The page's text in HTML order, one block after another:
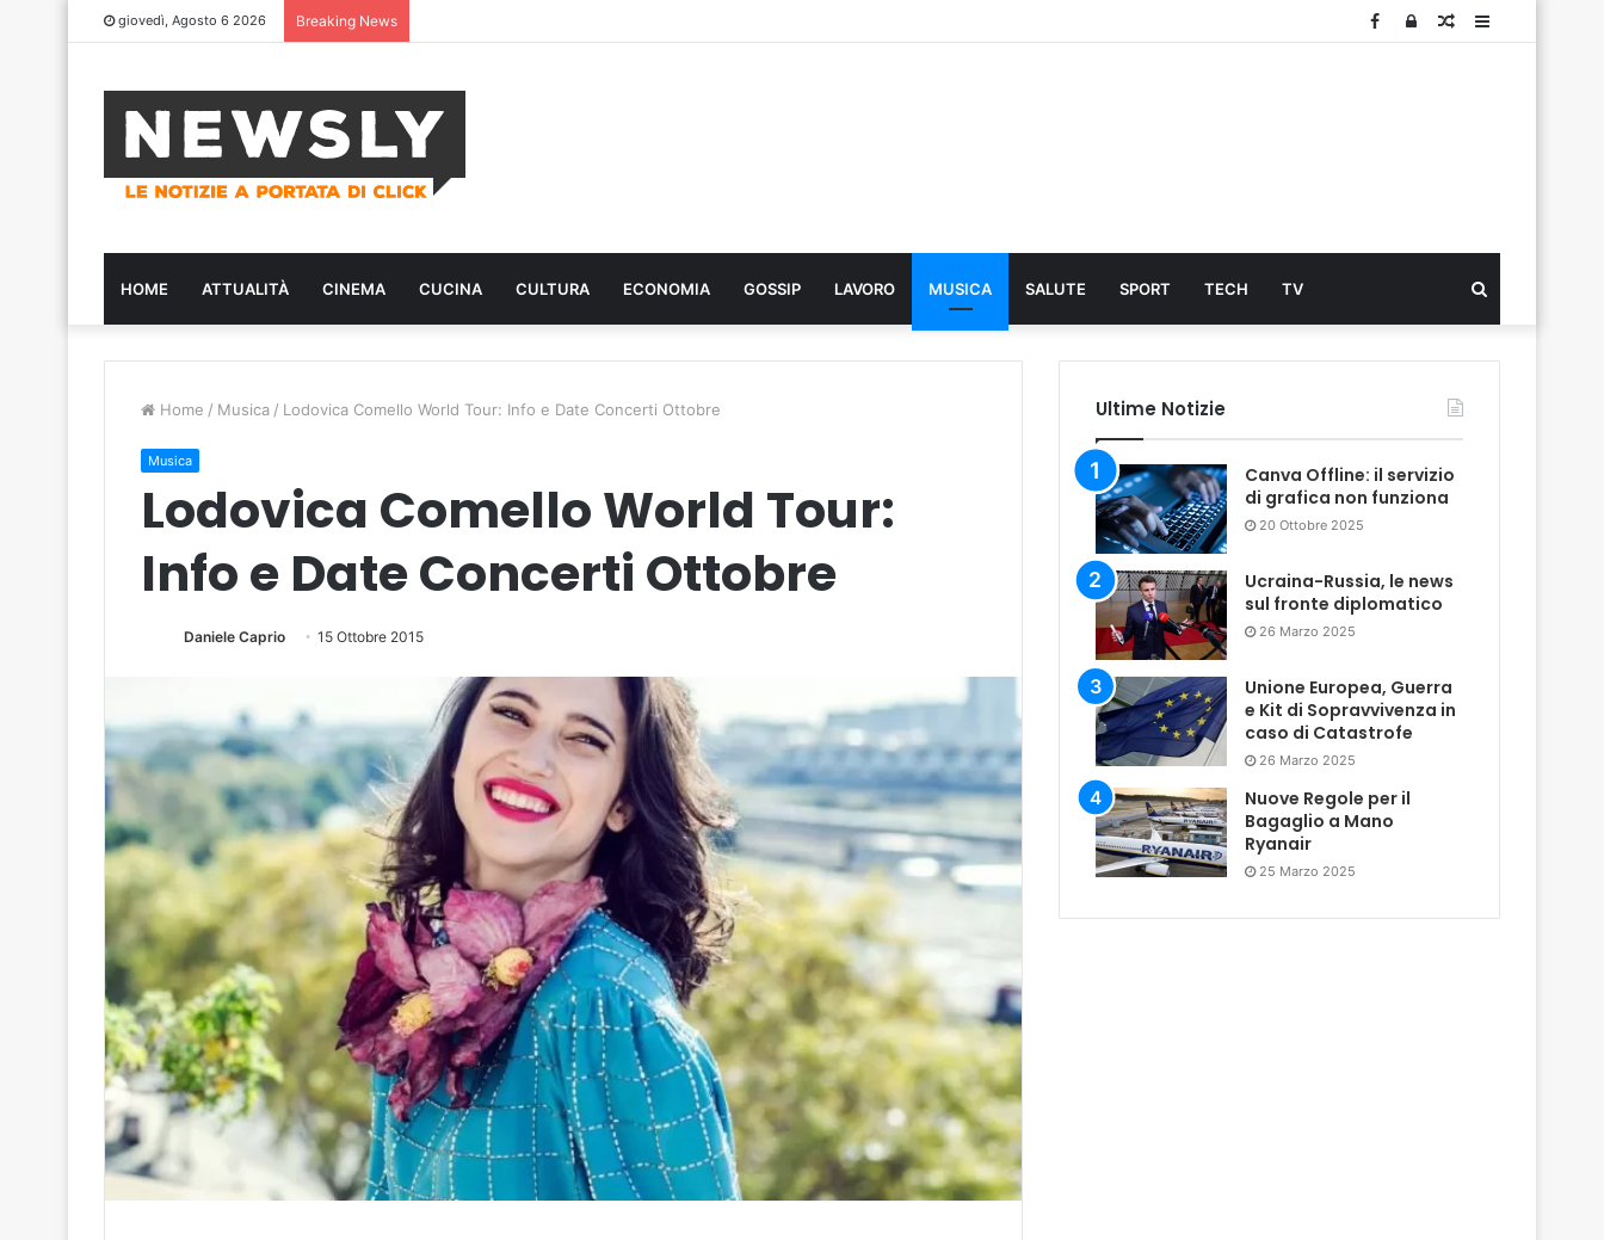
giovedì, Agosto 6 2026 Breaking News Sidebar
Articolo
Log
Facebook
HOME ATTUALITÀ CINEMA CUCINA CULTURA ECONOMIA GOSSIP LAVORO MUSICA SALUTE SPORT TECH TV
...
Home / Musica / Lodovica Comello World Tour: Info e Date Concerti Ottobre
Musica
Lodovica Comello World Tour:
Info e Date Concerti Ottobre
Daniele Caprio 15 Ottobre 2015
Ultime Notizie
Canva Offline: il servizio
di grafica non funziona
20 Ottobre 2025
Ucraina-Russia, le news
sul fronte diplomatico
26 Marzo 2025
Unione Europea, Guerra
e Kit di Sopravvivenza in
caso di Catastrofe
26 Marzo 2025
Nuove Regole per il
Bagaglio a Mano
Ryanair
25 Marzo 2025